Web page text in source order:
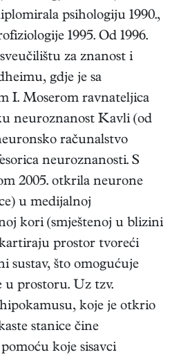
psihologiju 1990.,
1995. Od 1996.
za znanost i
gdje je sa
I. Moserom ravnateljica
neuroznanost Kavli (od
računalstvo
neuroznanosti. S
2005. otkrila neurone
u medijalnoj
kori (smještenoj u blizini
prostor tvoreći
sustav, što omogućuje
u prostoru. Uz tzv.
koje je otkrio
stanice čine
koje sisavci